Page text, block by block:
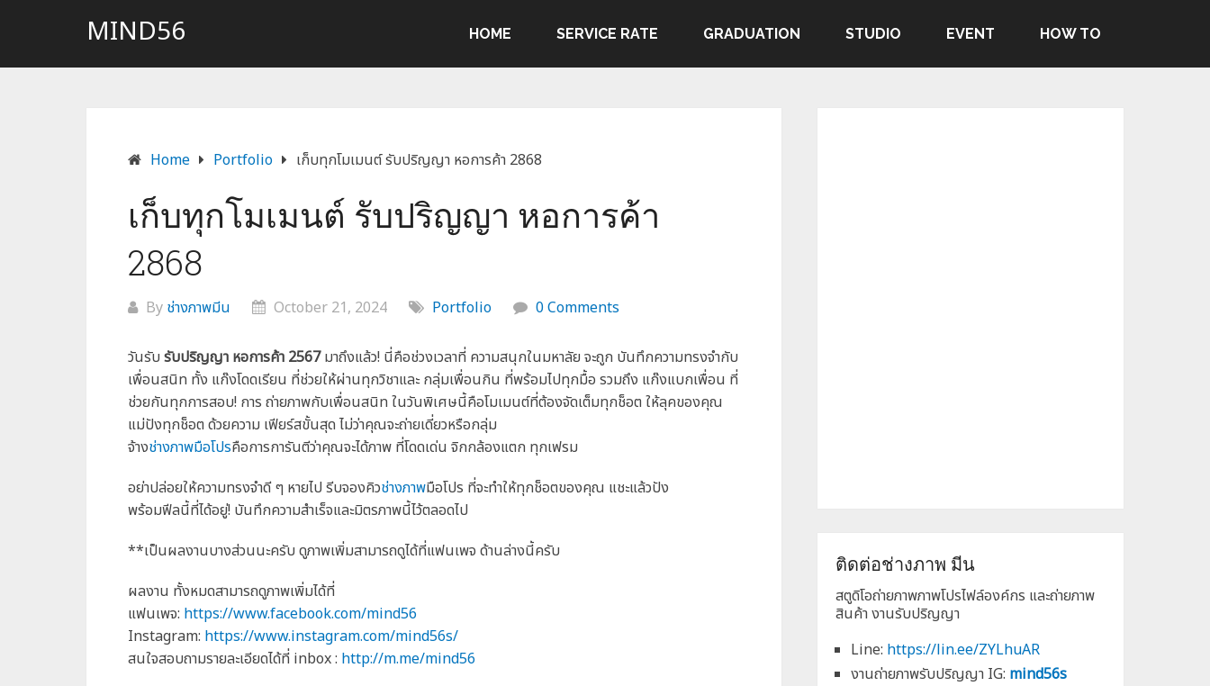
MIND56 HOME SERVICE RATE GRADUATION STUDIO EVENT HOW TO
Home Portfolio เก็บทุกโมเมนต์ รับปริญญา หอการค้า 2868
เก็บทุกโมเมนต์ รับปริญญา หอการค้า
2868
By ช่างภาพมีน October 21, 2024 Portfolio 0 Comments
วันรับ รับปริญญา หอการค้า 2567มาถึงแล้ว! นี่คือช่วงเวลาที่ ความสนุกในมหาลัย จะถูก บันทึกความทรงจำกับ
เพื่อนสนิท ทั้ง แก๊งโดดเรียน ที่ช่วยให้ผ่านทุกวิชาและ กลุ่มเพื่อนกิน ที่พร้อมไปทุกมื้อ รวมถึง แก๊งแบกเพื่อน ที่
ช่วยกันทุกการสอบ! การ ถ่ายภาพกับเพื่อนสนิท ในวันพิเศษนี้คือโมเมนต์ที่ต้องจัดเต็มทุกช็อต ให้ลุคของคุณ
แม่ปังทุกช็อต ด้วยความ เฟียร์สขั้นสุด ไม่ว่าคุณจะถ่ายเดี่ยวหรือกลุ่ม
จ้างช่างภาพมือโปรคือการการันตีว่าคุณจะได้ภาพ ที่โดดเด่น จิกกล้องแตก ทุกเฟรม
อย่าปล่อยให้ความทรงจำดี ๆ หายไป รีบจองคิวช่างภาพมือโปร ที่จะทำให้ทุกช็อตของคุณ แชะแล้วปัง
พร้อมฟีลนี้ที่ได้อยู่! บันทึกความสำเร็จและมิตรภาพนี้ไว้ตลอดไป
**เป็นผลงานบางส่วนนะครับ ดูภาพเพิ่มสามารถดูได้ที่แฟนเพจ ด้านล่างนี้ครับ
ผลงาน ทั้งหมดสามารถดูภาพเพิ่มได้ที่
แฟนเพจ: https://www.facebook.com/mind56
Instagram: https://www.instagram.com/mind56s/
สนใจสอบถามรายละเอียดได้ที่ inbox : http://m.me/mind56
ติดต่อช่างภาพ มีน
สตูดิโอถ่ายภาพภาพโปรไฟล์องค์กร และถ่ายภาพ
สินค้า งานรับปริญญา
Line: https://lin.ee/ZYLhuAR
งานถ่ายภาพรับปริญญา IG: mind56s